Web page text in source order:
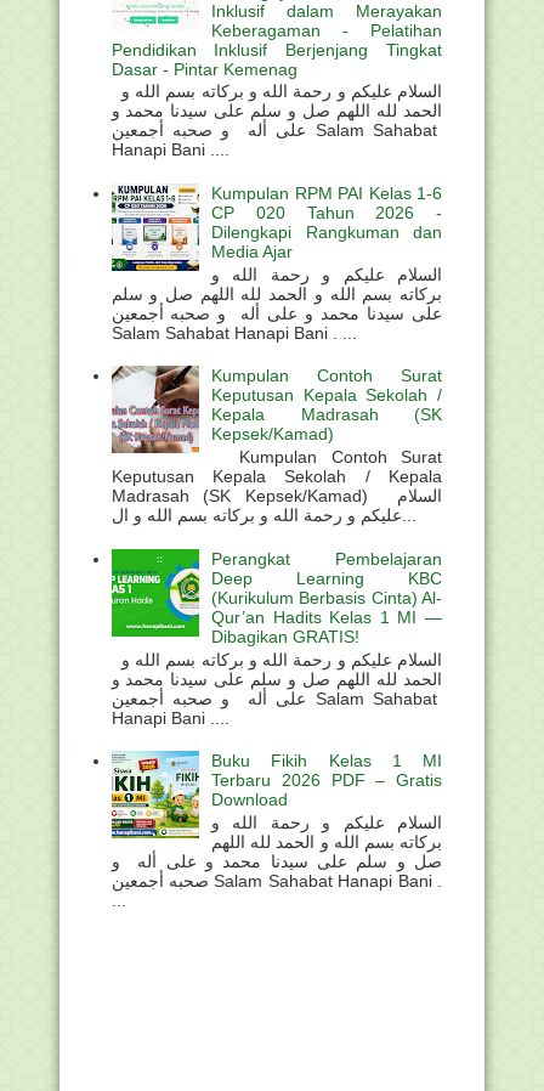
Inklusif dalam Merayakan
Keberagaman - Pelatihan
Pendidikan Inklusif Berjenjang Tingkat
Dasar - Pintar Kemenag
الحمد لله اللهم صل و سلم على سيدنا محمد و
على أله و صحبه أجمعين Salam Sahabat
Hanapi Bani ....
Kumpulan RPM PAI Kelas 1-6
CP 020 Tahun 2026 -
Dilengkapi Rangkuman dan
Media Ajar
السلام عليكم و رحمة الله و
بركاته بسم الله و الحمد لله اللهم صل و سلم
على سيدنا محمد و على أله و صحبه أجمعين
Salam Sahabat Hanapi Bani . ...
Kumpulan Contoh Surat
Keputusan Kepala Sekolah /
Kepala Madrasah (SK
Kepsek/Kamad)
Kumpulan Contoh Surat
Keputusan Kepala Sekolah / Kepala
Madrasah (SK Kepsek/Kamad) السلام
عليكم و رحمة الله و بركاته بسم الله و ال...
Perangkat Pembelajaran
Deep Learning KBC
(Kurikulum Berbasis Cinta) Al-
Qur’an Hadits Kelas 1 MI —
Dibagikan GRATIS!
الحمد لله اللهم صل و سلم على سيدنا محمد و
على أله و صحبه أجمعين Salam Sahabat
Hanapi Bani ....
Buku Fikih Kelas 1 MI
Terbaru 2026 PDF – Gratis
Download
السلام عليكم و رحمة الله و
بركاته بسم الله و الحمد لله اللهم
صل و سلم على سيدنا محمد و على أله و
صحبه أجمعين Salam Sahabat Hanapi Bani .